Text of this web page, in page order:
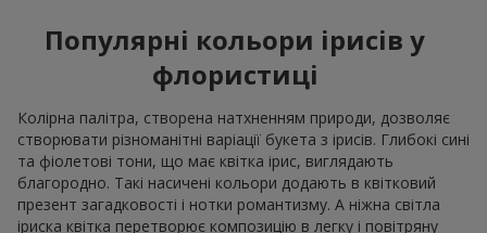
Популярні кольори ірисів у
флористиці
Колірна палітра, створена натхненням природи, дозволяє
створювати різноманітні варіації букета з ірисів. Глибокі сині
та фіолетові тони, що має квітка ірис, виглядають
благородно. Такі насичені кольори додають в квітковий
презент загадковості і нотки романтизму. А ніжна світла
іриска квітка перетворює композицію в легку і повітряну